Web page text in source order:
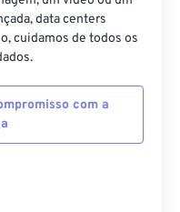
data centers
cuidamos de todos os
com a